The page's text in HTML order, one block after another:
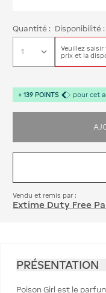
Quantité : Disponibilité :
Veuillez saisir
prix et la
+ 139 POINTS pour cet
Vendu et remis par :
Extime Duty Free
PRÉSENTATION
Poison Girl est le